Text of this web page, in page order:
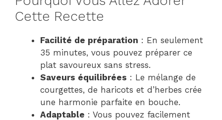
Cette Recette
Facilité de préparation : En seulement
35 minutes, vous pouvez préparer ce
plat savoureux sans stress.
Saveurs équilibrées : Le mélange de
courgettes, de haricots et d’herbes crée
une harmonie parfaite en bouche.
Adaptable : Vous pouvez facilement